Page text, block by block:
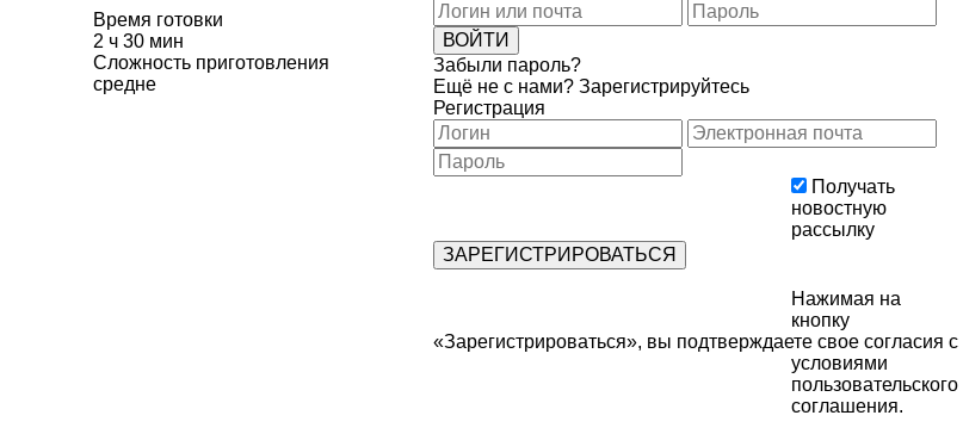
Время готовки
2 ч 30 мин
Сложность приготовления
средне
Забыли пароль?
Ещё не с нами? Зарегистрируйтесь
Регистрация
Получать
новостную
рассылку
Нажимая на
кнопку
«Зарегистрироваться», вы подтверждаете свое согласия с
условиями
пользовательского
соглашения.